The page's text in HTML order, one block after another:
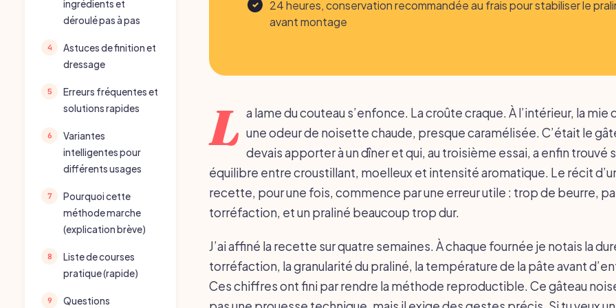
ingrédients et
déroulé pas à pas
Astuces de finition et
dressage
Erreurs fréquentes et
solutions rapides
Variantes
intelligentes pour
différents usages
Pourquoi cette
méthode marche
(explication brève)
Liste de courses
pratique (rapide)
Questions
24 heures, conservation recommandée au frais pour stabiliser le
avant montage
L a lame du couteau s’enfonce. La croûte craque. À l’intérieur, la mie
une odeur de noisette chaude, presque caramélisée. C’était le
devais apporter à un dîner et qui, au troisième essai, a enfin trouvé
équilibre entre croustillant, moelleux et intensité aromatique. Le récit
recette, pour une fois, commence par une erreur utile : trop de beurre,
torréfaction, et un praliné beaucoup trop dur.
J’ai affiné la recette sur quatre semaines. À chaque fournée je notais la
torréfaction, la granularité du praliné, la température de la pâte avant
Ces chiffres ont fini par rendre la méthode reproductible. Ce gâteau